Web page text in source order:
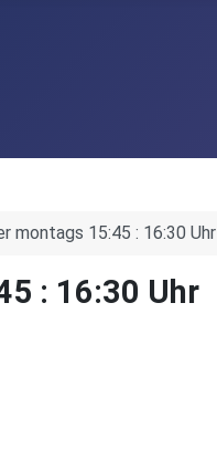
montags 15:45 : 16:30 Uhr
: 16:30 Uhr